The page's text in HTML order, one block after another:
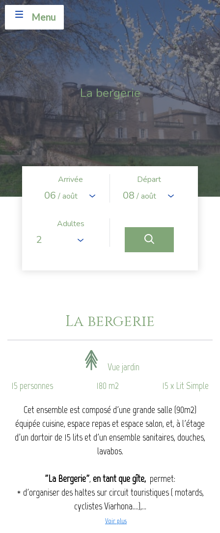
Menu
La bergerie
Arrivée
06 / août
Départ
08 / août
Adultes
La bergerie
Vue jardin
15 personnes
180 m2 15 x Lit Simple
Cet ensemble est composé d'une grande salle (90m2)
équipée cuisine, espace repas et espace salon, et, à l'étage
d'un dortoir de 15 lits et d'un ensemble sanitaires, douches,
lavabos.
"La Bergerie", en tant que gîte, permet:
* d'organiser des haltes sur circuit touristiques ( motards,
cyclistes Viarhona....),...
Voir plus